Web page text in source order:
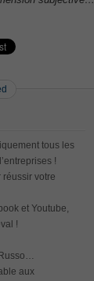
tous les
!
votre
et Youtube,
!
aux